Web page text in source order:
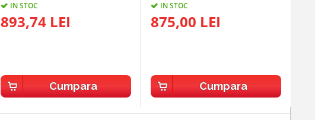
IN STOC
893,74 LEI
Cumpara
IN STOC
875,00 LEI
Cumpara